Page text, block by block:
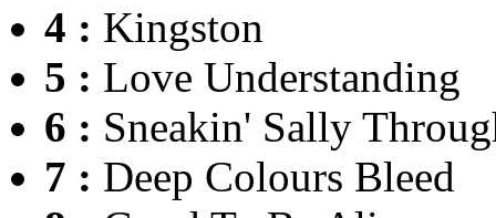
4 : Kingston
5 : Love Understanding
6 : Sneakin' Sally
7 : Deep Colours Bleed